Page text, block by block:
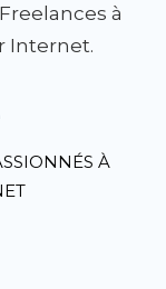
à
Internet.
À